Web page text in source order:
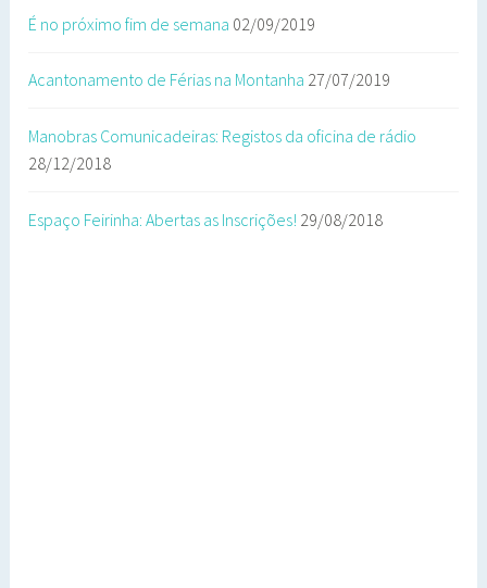
É no próximo fim de semana 02/09/2019
Acantonamento de Férias na Montanha 27/07/2019
Manobras Comunicadeiras: Registos da oficina de rádio
28/12/2018
Espaço Feirinha: Abertas as Inscrições! 29/08/2018